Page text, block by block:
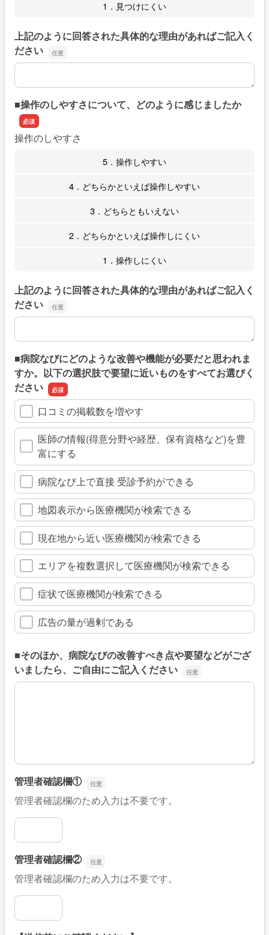
1．見つけにくい
上記のように回答された具体的な理由があればご記入く
ださい
上記のように回答された具体的な理由があればご記入くだ
■操作のしやすさについて、どのように感じましたか
操作のしやすさ
5．操作しやすい
4．どちらかといえば操作しやすい
3．どちらともいえない
2．どちらかといえば操作しにくい
1．操作しにくい
上記のように回答された具体的な理由があればご記入く
ださい
上記のように回答された具体的な理由があればご記入くだ
■病院なびにどのような改善や機能が必要だと思われま
すか。以下の選択肢で要望に近いものをすべてお選びく
ださい
口コミの掲載数を増やす
医師の情報(得意分野や経歴、保有資格など)を豊
富にする
病院なび上で直接 受診予約ができる
地図表示から医療機関が検索できる
現在地から近い医療機関が検索できる
エリアを複数選択して医療機関が検索できる
症状で医療機関が検索できる
広告の量が過剰である
■そのほか、病院なびの改善すべき点や要望などがござ
いましたら、ご自由にご記入ください
■そのほか、病院なびの改善すべき点や要望などがござい
管理者確認欄①
管理者確認欄のため入力は不要です。
管理者確認欄①
管理者確認欄②
管理者確認欄のため入力は不要です。
管理者確認欄②